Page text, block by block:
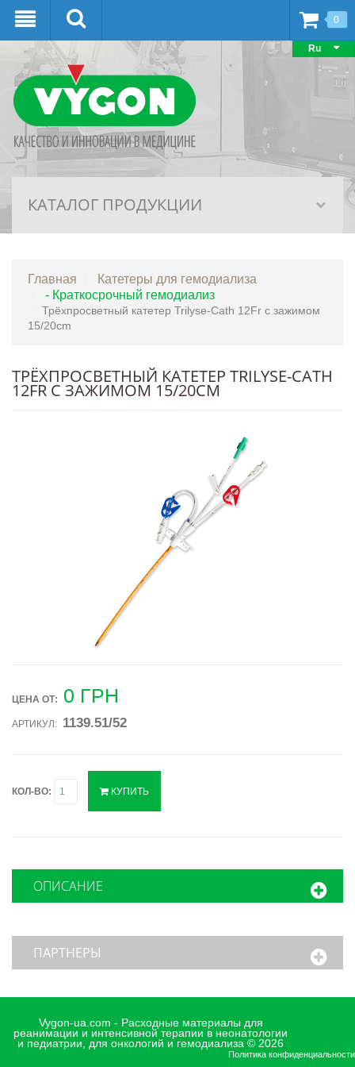
Ru
0
КАТАЛОГ ПРОДУКЦИИ
Главная
Катетеры для гемодиализа
- Краткосрочный гемодиализ
Трёхпросветный катетер Trilyse-Cath 12Fr с зажимом
15/20cm
ТРЁХПРОСВЕТНЫЙ КАТЕТЕР TRILYSE-CATH
12FR С ЗАЖИМОМ 15/20CM
ЦЕНА ОТ: 0 ГРН
АРТИКУЛ: 1139.51/52
КОЛ-ВО: КУПИТЬ
ОПИСАНИЕ
ПАРТНЕРЫ
Vygon-ua.com - Расходные материалы для
реанимации и интенсивной терапии в неонатологии
и педиатрии, для онкологий и гемодиализа © 2026
Политика конфиденциальности